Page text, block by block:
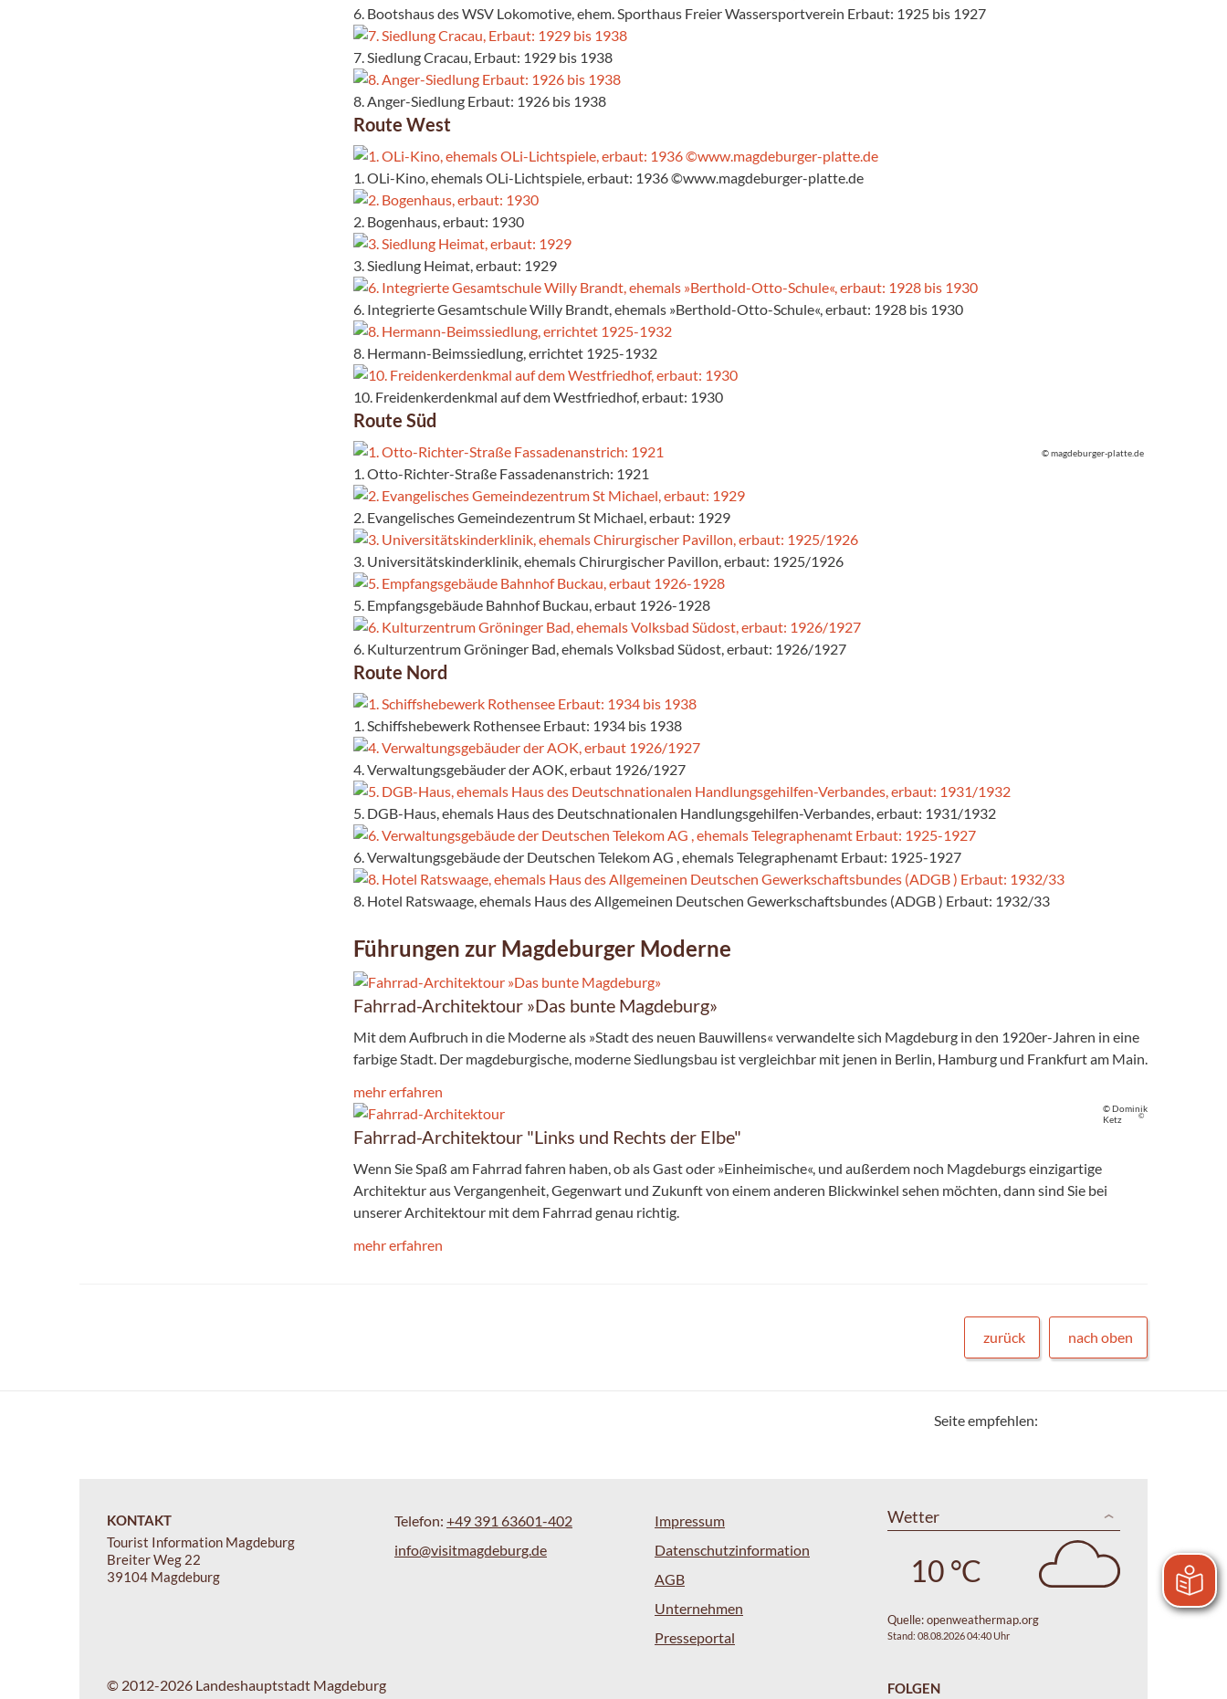
6. Bootshaus des WSV Lokomotive, ehem. Sporthaus Freier Wassersportverein Erbaut: 1925 bis 1927
7. Siedlung Cracau, Erbaut: 1929 bis 1938
8. Anger-Siedlung Erbaut: 1926 bis 1938
Route West
1. OLi-Kino, ehemals OLi-Lichtspiele, erbaut: 1936 ©www.magdeburger-platte.de
2. Bogenhaus, erbaut: 1930
3. Siedlung Heimat, erbaut: 1929
6. Integrierte Gesamtschule Willy Brandt, ehemals »Berthold-Otto-Schule«, erbaut: 1928 bis 1930
8. Hermann-Beimssiedlung, errichtet 1925-1932
10. Freidenkerdenkmal auf dem Westfriedhof, erbaut: 1930
Route Süd
© magdeburger-platte.de
1. Otto-Richter-Straße Fassadenanstrich: 1921
2. Evangelisches Gemeindezentrum St Michael, erbaut: 1929
3. Universitätskinderklinik, ehemals Chirurgischer Pavillon, erbaut: 1925/1926
5. Empfangsgebäude Bahnhof Buckau, erbaut 1926-1928
6. Kulturzentrum Gröninger Bad, ehemals Volksbad Südost, erbaut: 1926/1927
Route Nord
1. Schiffshebewerk Rothensee Erbaut: 1934 bis 1938
4. Verwaltungsgebäuder der AOK, erbaut 1926/1927
5. DGB-Haus, ehemals Haus des Deutschnationalen Handlungsgehilfen-Verbandes, erbaut: 1931/1932
6. Verwaltungsgebäude der Deutschen Telekom AG , ehemals Telegraphenamt Erbaut: 1925-1927
8. Hotel Ratswaage, ehemals Haus des Allgemeinen Deutschen Gewerkschaftsbundes (ADGB ) Erbaut: 1932/33
Führungen zur Magdeburger Moderne
Fahrrad-Architektour »Das bunte Magdeburg»
Mit dem Aufbruch in die Moderne als »Stadt des neuen Bauwillens« verwandelte sich Magdeburg in den 1920er-Jahren in eine
farbige Stadt. Der magdebur­gische, moderne Siedlungsbau ist vergleichbar mit jenen in Berlin, Hamburg und Frankfurt am Main.
mehr erfahren
©
© Dominik
Ketz
Fahrrad-Architektour "Links und Rechts der Elbe"
Wenn Sie Spaß am Fahrrad fahren haben, ob als Gast oder »Einheimische«, und außerdem noch Magdeburgs einzigartige
Architektur aus Vergangenheit, Gegenwart und Zukunft von einem anderen Blickwinkel sehen möchten, dann sind Sie bei
unserer Architektour mit dem Fahrrad genau richtig.
mehr erfahren
zurück nach oben
Seite empfehlen:
KONTAKT
Tourist Information Magdeburg
Breiter Weg 22
39104 Magdeburg
Telefon: +49 391 63601-402
info@visitmagdeburg.de
Impressum
Datenschutzinformation
AGB
Unternehmen
Presseportal
Wetter
10 °C
Quelle:openweathermap.org
Stand: 08.08.2026 04:40 Uhr
© 2012-2026 Landeshauptstadt Magdeburg FOLGEN